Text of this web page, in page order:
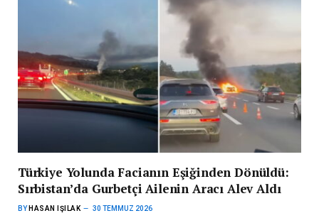
Türkiye Yolunda Facianın Eşiğinden Dönüldü:
Sırbistan’da Gurbetçi Ailenin Aracı Alev Aldı
BY HASAN IŞILAK 30 TEMMUZ 2026